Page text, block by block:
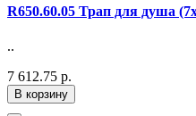
R650.60.05 Трап для душа
..
7 612.75 р.
В корзину